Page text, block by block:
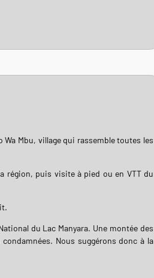
Mbu, village qui rassemble toutes les
région, puis visite à pied ou en VTT du
du Lac Manyara. Une montée des
Nous suggérons donc à la